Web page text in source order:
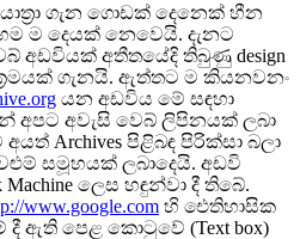
ගැන ගොඩක් දෙනෙක් හීන
ම දෙයක් නෙවෙයි. දැනට
අතීතයේදි තිබුණු design
ගැනයි. ඇත්තට ම කියනවනං
යන අඩවිය මේ සඳහා
අවැසි වෙබ් ලිපිනයක් ලබා
Archives පිළිබඳ පිරික්සා බලා
සමූහයක් ලබාදෙයි. අඩවි
ලෙස හඳුන්වා දී තිබේ.
www.google.com හි ‍ඓතිහාසික
ඇති පෙළ කොටුවේ (Text box)